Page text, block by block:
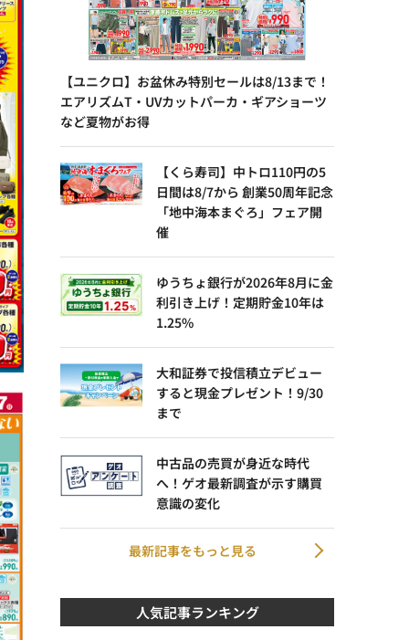
【ユニクロ】お盆休み特別セールは8/13まで！
エアリズムT・UVカットパーカ・ギアショーツ
など夏物がお得
【くら寿司】中トロ110円の5
日間は8/7から 創業50周年記念
「地中海本まぐろ」フェア開
催
ゆうちょ銀行が2026年8月に金
利引き上げ！定期貯金10年は
1.25%
大和証券で投信積立デビュー
すると現金プレゼント！9/30
まで
中古品の売買が身近な時代
へ！ゲオ最新調査が示す購買
意識の変化
最新記事をもっと見る
人気記事ランキング